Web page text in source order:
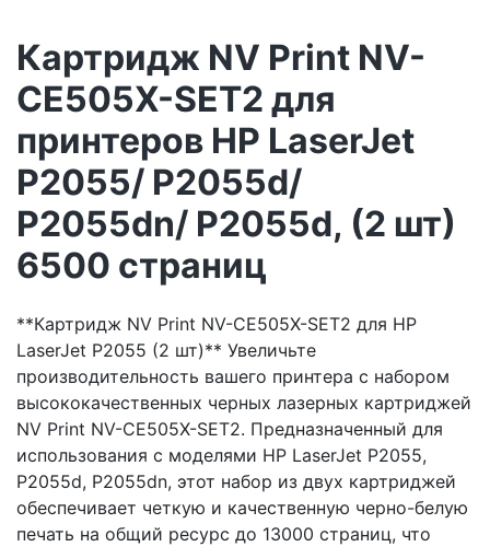
Картридж NV Print NV-
CE505X-SET2 для
принтеров HP LaserJet
P2055/ P2055d/
P2055dn/ P2055d, (2 шт)
6500 страниц
**Картридж NV Print NV-CE505X-SET2 для HP
LaserJet P2055 (2 шт)** Увеличьте
производительность вашего принтера с набором
высококачественных черных лазерных картриджей
NV Print NV-CE505X-SET2. Предназначенный для
использования с моделями HP LaserJet P2055,
P2055d, P2055dn, этот набор из двух картриджей
обеспечивает четкую и качественную черно-белую
печать на общий ресурс до 13000 страниц, что